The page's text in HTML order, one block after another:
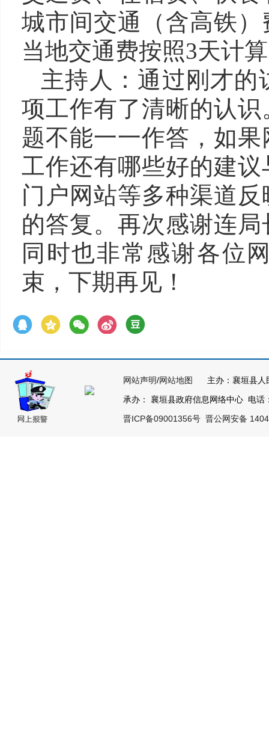
城市间交通（含高铁
当地交通费按照3天计
主持人：通过刚才的
项工作有了清晰的认
题不能一一作答，如
工作还有哪些好的建
门户网站等多种渠道
的答复。再次感谢连
同时也非常感谢各位
束，下期再 见！
网站声明/网站地图
主办：襄垣县人
承办： 襄垣县政府信息网络中心 电话
晋ICP备09001356号 晋公网安备